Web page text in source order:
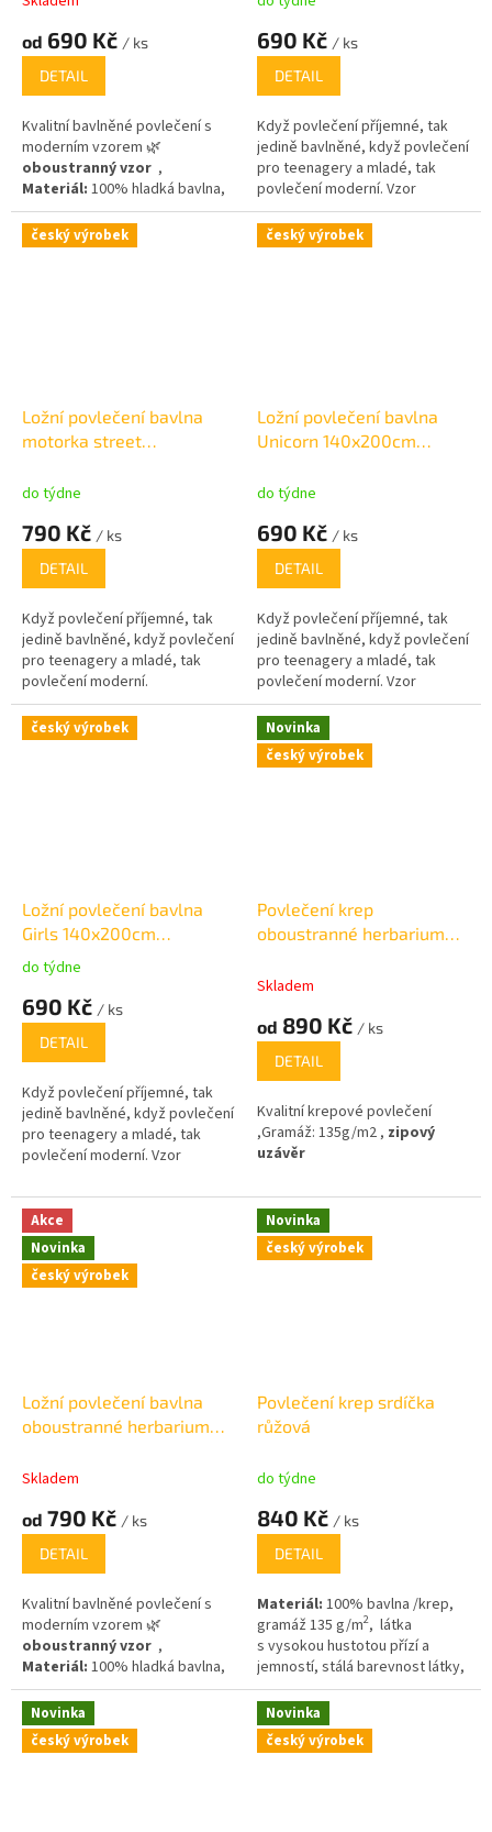
od 690 Kč / ks
DETAIL
Kvalitní bavlněné povlečení s
moderním vzorem 🌿
oboustranný vzor ,
Materiál: 100% hladká bavlna,
gramáž 125 g/m
690 Kč / ks
DETAIL
Když povlečení příjemné, tak
jedině bavlněné, když povlečení
pro teenagery a mladé, tak
povlečení moderní. Vzor
povlečení Girls je určen spíše
pro mladé slečny a je i díky
barevnosti velmi roztomilé.
český výrobek
Ložní povlečení bavlna
motorka street
do týdne
790 Kč / ks
DETAIL
Když povlečení příjemné, tak
jedině bavlněné, když povlečení
pro teenagery a mladé, tak
povlečení moderní.
český výrobek
Ložní povlečení bavlna
Unicorn 140x200cm
do týdne
690 Kč / ks
DETAIL
Když povlečení příjemné, tak
jedině bavlněné, když povlečení
pro teenagery a mladé, tak
povlečení moderní. Vzor
povlečení Girls je určen spíše
pro mladé slečny a je i díky
barevnosti velmi roztomilé.
český výrobek
Ložní povlečení bavlna
Girls 140x200cm
+70x90cm
Průměrné
produktu
5
hvězdiček.
do týdne
690 Kč / ks
DETAIL
Když povlečení příjemné, tak
jedině bavlněné, když povlečení
pro teenagery a mladé, tak
povlečení moderní. Vzor
pro mladé slečny a je i díky
barevnosti velmi roztomilé.
Novinka
český výrobek
Povlečení krep
oboustranné herbarium
Skladem
od 890 Kč / ks
DETAIL
Kvalitní krepové povlečení
,Gramáž: 135g/m2 , zipový
uzávěr
Akce
Novinka
český výrobek
Ložní povlečení bavlna
oboustranné herbarium
Skladem
od 790 Kč / ks
DETAIL
Kvalitní bavlněné povlečení s
moderním vzorem 🌿
oboustranný vzor ,
Materiál: 100% hladká bavlna,
gramáž 125 g/m
Novinka
český výrobek
Povlečení krep srdíčka
růžová
do týdne
840 Kč / ks
DETAIL
Materiál: 100% bavlna /krep,
gramáž 135 g/m2, látka
s vysokou hustotou přízí a
jemností, stálá barevnost látky,
díky kvalitnímu barvení.
Novinka
český výrobek
Novinka
český výrobek